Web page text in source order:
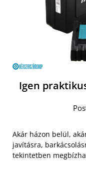
Igen
Akár házon belül,
javításra,
tekintetben